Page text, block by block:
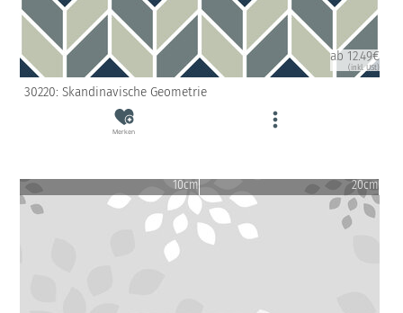
ab 12.49€
(inkl. USt)
30220: Skandinavische Geometrie
Merken
10cm 20cm